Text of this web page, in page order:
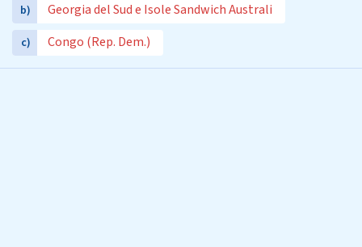
b) Georgia del Sud e Isole Sandwich Australi
c) Congo (Rep. Dem.)